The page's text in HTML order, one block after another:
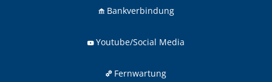
Bankverbindung
Youtube/Social Media
Fernwartung